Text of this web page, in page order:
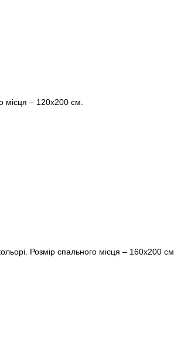
місця – 120х200 см.
Розмір спального місця – 160х200 см.